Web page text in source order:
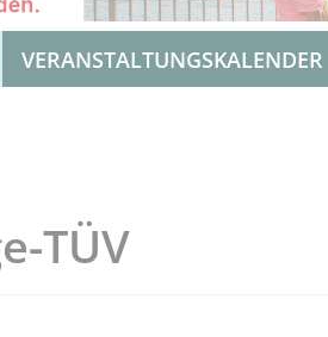
VERANSTALTUNGSKALENDER
TÜV